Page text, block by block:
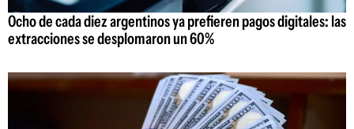
Ocho de cada diez argentinos ya prefieren pagos digitales: las
extracciones se desplomaron un 60%